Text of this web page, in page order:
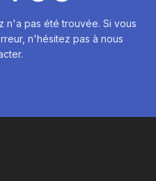
n'a pas été trouvée. Si vous
n'hésitez pas à nous